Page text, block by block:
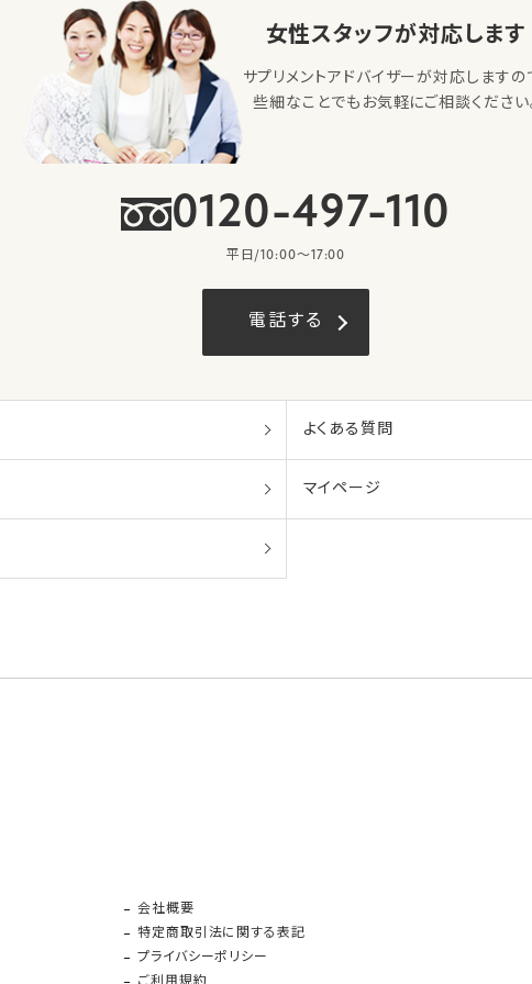
女性スタッフが対応します
サプリメントアドバイザーが対応しますの
些細なことでもお気軽にご相談ください
0120-497-110
平日/10:00〜17:00
電話する
よくある質問
マイページ
会社概要
特定商取引法に関する表記
プライバシーポリシー
ご利用規約